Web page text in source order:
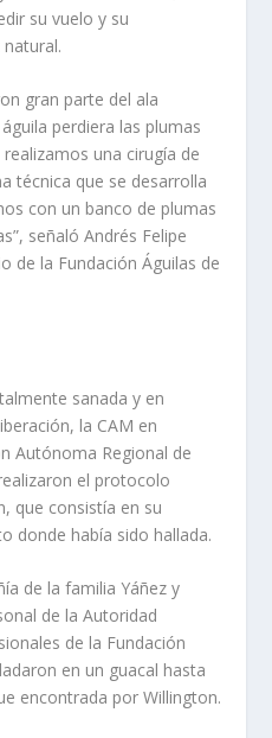
su vuelo y su
gran parte del ala
perdiera las plumas
una cirugía de
técnica que se desarrolla
con un banco de plumas
señaló Andrés Felipe
de la Fundación Águilas de
sanada y en
la CAM en
Autónoma Regional de
el protocolo
que consistía en su
donde había sido hallada.
de la familia Yáñez y
de la Autoridad
de la Fundación
en un guacal hasta
encontrada por Willington.